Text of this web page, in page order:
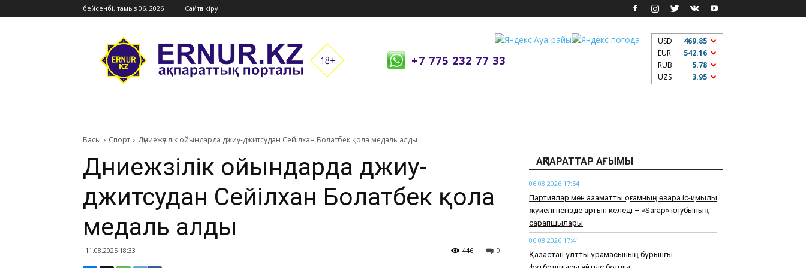
бейсенбі, тамыз 06, 2026 Сайтқа кіру
Ernur
Press
+7 775 232 77 33
USD
469.85
EUR
542.16
RUB
5.78
UZS
3.95
Басы Спорт ​Дүниежүзілік ойындарда джиу-джитсудан Сейілхан Болатбек қола медаль алды
​Дүниежүзілік ойындарда джиу-
джитсудан Сейілхан Болатбек қола
медаль алды
11.08.2025 18:33 0
446
АҚПАРАТТАР АҒЫМЫ
06.08.2026 17:54
Партиялар мен азаматтық қоғамның өзара іс-қимылы
жүйелі негізде артып келеді – «Sarap» клубының
сарапшылары
06.08.2026 17:41
Қазақстан ұлттық құрамасының бұрынғы